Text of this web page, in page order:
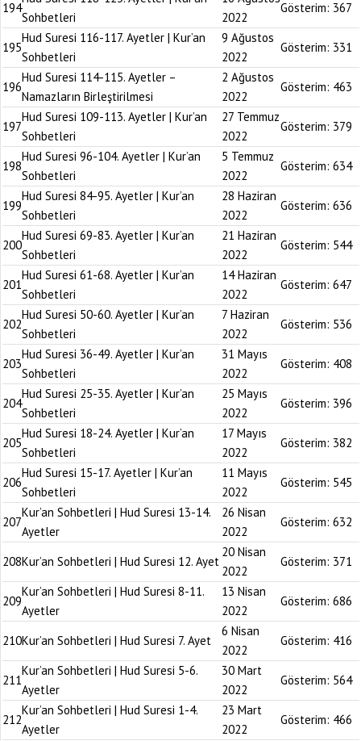
194
Sohbetleri
2022
Gösterim: 367
195
Hud Suresi 116-117. Ayetler | Kur’an
Sohbetleri
9 Ağustos
2022
Gösterim: 331
196
Hud Suresi 114-115. Ayetler –
Namazların Birleştirilmesi
2 Ağustos
2022
Gösterim: 463
197
Hud Suresi 109-113. Ayetler | Kur’an
Sohbetleri
27 Temmuz
2022
Gösterim: 379
198
Hud Suresi 96-104. Ayetler | Kur’an
Sohbetleri
5 Temmuz
2022
Gösterim: 634
199
Hud Suresi 84-95. Ayetler | Kur’an
Sohbetleri
28 Haziran
2022
Gösterim: 636
200
Hud Suresi 69-83. Ayetler | Kur’an
Sohbetleri
21 Haziran
2022
Gösterim: 544
201
Hud Suresi 61-68. Ayetler | Kur’an
Sohbetleri
14 Haziran
2022
Gösterim: 647
202
Hud Suresi 50-60. Ayetler | Kur’an
Sohbetleri
7 Haziran
2022
Gösterim: 536
203
Hud Suresi 36-49. Ayetler | Kur’an
Sohbetleri
31 Mayıs
2022
Gösterim: 408
204
Hud Suresi 25-35. Ayetler | Kur’an
Sohbetleri
25 Mayıs
2022
Gösterim: 396
205
Hud Suresi 18-24. Ayetler | Kur’an
Sohbetleri
17 Mayıs
2022
Gösterim: 382
206
Hud Suresi 15-17. Ayetler | Kur’an
Sohbetleri
11 Mayıs
2022
Gösterim: 545
207
Kur’an Sohbetleri | Hud Suresi 13-14.
Ayetler
26 Nisan
2022
Gösterim: 632
208Kur’an Sohbetleri | Hud Suresi 12. Ayet
20 Nisan
2022
Gösterim: 371
209
Kur’an Sohbetleri | Hud Suresi 8-11.
Ayetler
13 Nisan
2022
Gösterim: 686
210Kur’an Sohbetleri | Hud Suresi 7. Ayet
6 Nisan
2022
Gösterim: 416
211
Kur’an Sohbetleri | Hud Suresi 5-6.
Ayetler
30 Mart
2022
Gösterim: 564
212
Kur’an Sohbetleri | Hud Suresi 1-4.
Ayetler
23 Mart
2022
Gösterim: 466